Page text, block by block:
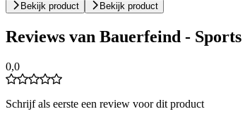
Bekijk product
Bekijk product
Reviews van Bauerfeind -
0,0
Schrijf als eerste een review voor dit product